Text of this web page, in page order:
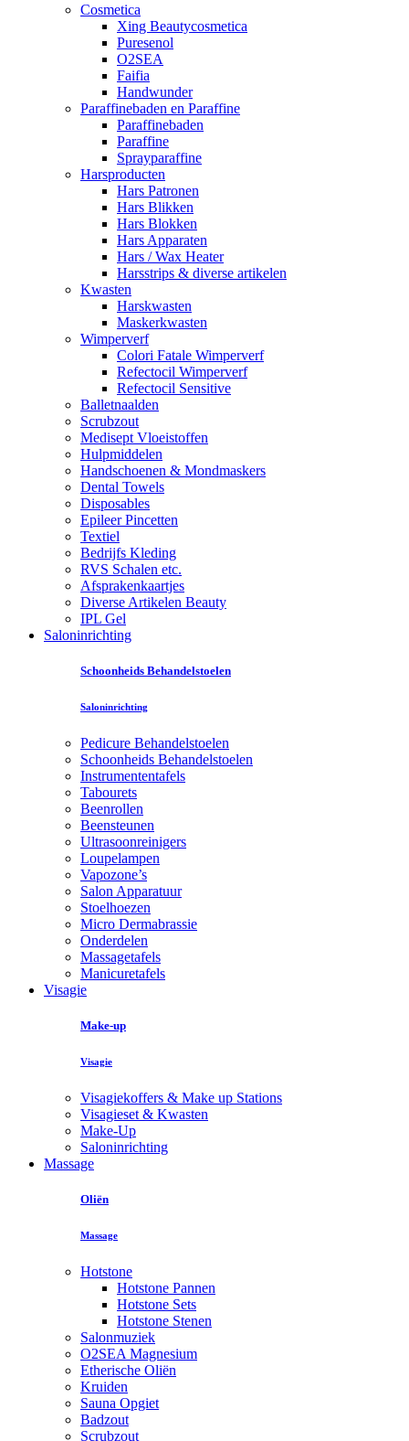
Cosmetica
Xing Beautycosmetica
Puresenol
O2SEA
Faifia
Handwunder
Paraffinebaden en Paraffine
Paraffinebaden
Paraffine
Sprayparaffine
Harsproducten
Hars Patronen
Hars Blikken
Hars Blokken
Hars Apparaten
Hars / Wax Heater
Harsstrips & diverse artikelen
Kwasten
Harskwasten
Maskerkwasten
Wimperverf
Colori Fatale Wimperverf
Refectocil Wimperverf
Refectocil Sensitive
Balletnaalden
Scrubzout
Medisept Vloeistoffen
Hulpmiddelen
Handschoenen & Mondmaskers
Dental Towels
Disposables
Epileer Pincetten
Textiel
Bedrijfs Kleding
RVS Schalen etc.
Afsprakenkaartjes
Diverse Artikelen Beauty
IPL Gel
Saloninrichting
Schoonheids Behandelstoelen
Saloninrichting
Pedicure Behandelstoelen
Schoonheids Behandelstoelen
Instrumententafels
Tabourets
Beenrollen
Beensteunen
Ultrasoonreinigers
Loupelampen
Vapozone’s
Salon Apparatuur
Stoelhoezen
Micro Dermabrassie
Onderdelen
Massagetafels
Manicuretafels
Visagie
Make-up
Visagie
Visagiekoffers & Make up Stations
Visagieset & Kwasten
Make-Up
Saloninrichting
Massage
Oliën
Massage
Hotstone
Hotstone Pannen
Hotstone Sets
Hotstone Stenen
Salonmuziek
O2SEA Magnesium
Etherische Oliën
Kruiden
Sauna Opgiet
Badzout
Scrubzout